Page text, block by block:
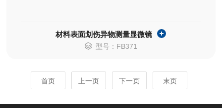
材料表面划伤异物测量显微镜
型号：FB371
首页 上一页 下一页 末页